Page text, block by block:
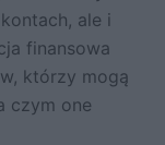
ale i
finansowa
którzy mogą
czym one